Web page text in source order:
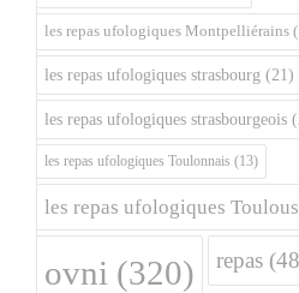
les repas ufologiques Montpelliérains
les repas ufologiques strasbourg (21)
les repas ufologiques strasbourgeois
les repas ufologiques Toulonnais (13)
les repas ufologiques
ovni (320) repas